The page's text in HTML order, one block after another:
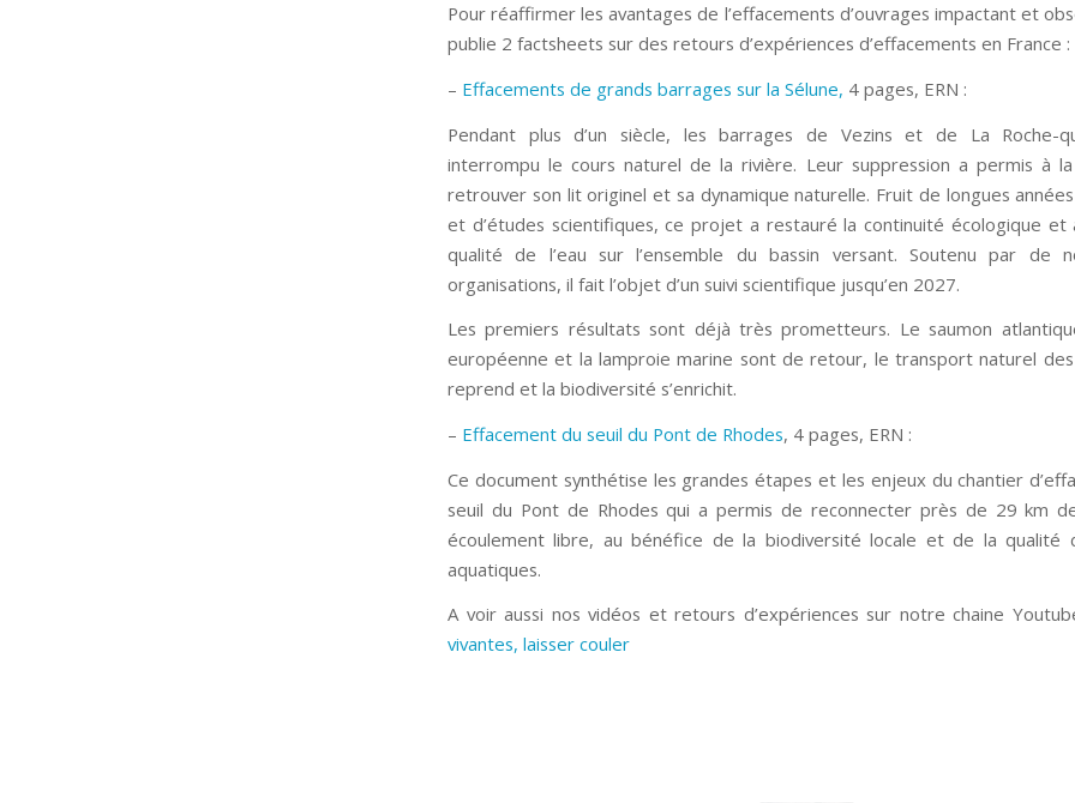
Pour réaffirmer les avantages de l’effacements d’ouvrages impactant et
publie 2 factsheets sur des retours d’expériences d’effacements en France :
– Effacements de grands barrages sur la Sélune, 4 pages, ERN :
Pendant plus d’un siècle, les barrages de Vezins et de La Roche-
interrompu le cours naturel de la rivière. Leur suppression a permis à
retrouver son lit originel et sa dynamique naturelle. Fruit de longues
et d’études scientifiques, ce projet a restauré la continuité écologique et
qualité de l’eau sur l’ensemble du bassin versant. Soutenu par de
organisations, il fait l’objet d’un suivi scientifique jusqu’en 2027.
Les premiers résultats sont déjà très prometteurs. Le saumon
européenne et la lamproie marine sont de retour, le transport naturel
reprend et la biodiversité s’enrichit.
– Effacement du seuil du Pont de Rhodes, 4 pages, ERN :
Ce document synthétise les grandes étapes et les enjeux du chantier
seuil du Pont de Rhodes qui a permis de reconnecter près de 29 km
écoulement libre, au bénéfice de la biodiversité locale et de la qualité
aquatiques.
A voir aussi nos vidéos et retours d’expériences sur notre chaine
vivantes, laisser couler